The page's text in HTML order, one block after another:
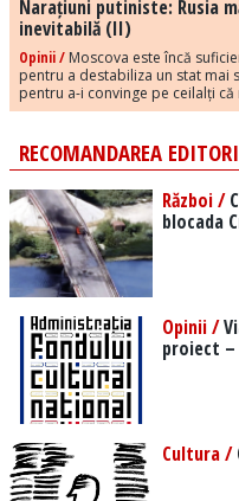
Narațiuni putiniste: Rusia
inevitabilă (II)
Opinii / Moscova este încă
pentru a destabiliza un stat mai
pentru a-i convinge pe ceilalți
RECOMANDAREA
Război /
blocada
Opinii /
proiect –
Cultura /